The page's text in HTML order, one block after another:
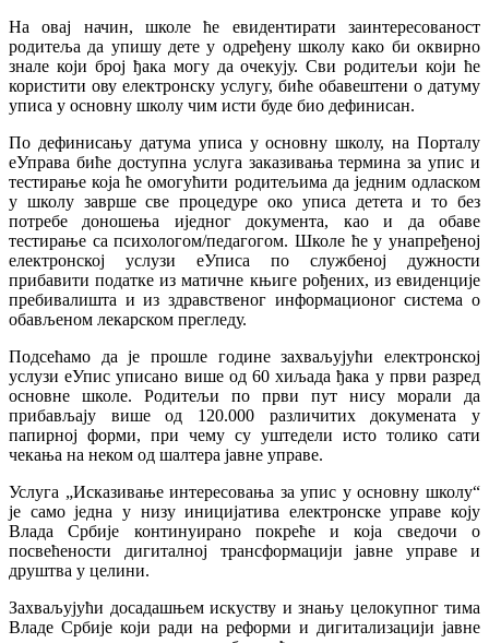
На овај начин, школе ће евидентирати заинтересованост
родитеља да упишу дете у одређену школу како би оквирно
знале који број ђака могу да очекују. Сви родитељи који ће
користити ову електронску услугу, биће обавештени о датуму
уписа у основну школу чим исти буде био дефинисан.
По дефинисању датума уписа у основну школу, на Порталу
еУправа биће доступна услуга заказивања термина за упис и
тестирање која ће омогућити родитељима да једним одласком
у школу заврше све процедуре око уписа детета и то без
потребе доношења иједног документа, као и да обаве
тестирање са психологом/педагогом. Школе ће у унапређеној
електронској услузи еУписа по службеној дужности
прибавити податке из матичне књиге рођених, из евиденције
пребивалишта и из здравственог информационог система о
обављеном лекарском прегледу.
Подсећамо да је прошле године захваљујући електронској
услузи еУпис уписано више од 60 хиљада ђака у први разред
основне школе. Родитељи по први пут нису морали да
прибављају више од 120.000 различитих докумената у
папирној форми, при чему су уштедели исто толико сати
чекања на неком од шалтера јавне управе.
Услуга „Исказивање интересовања за упис у основну школу“
је само једна у низу иницијатива електронске управе коју
Влада Србије континуирано покреће и која сведочи о
посвећености дигиталној трансформацији јавне управе и
друштва у целини.
Захваљујући досадашњем искуству и знању целокупног тима
Владе Србије који ради на реформи и дигитализацији јавне